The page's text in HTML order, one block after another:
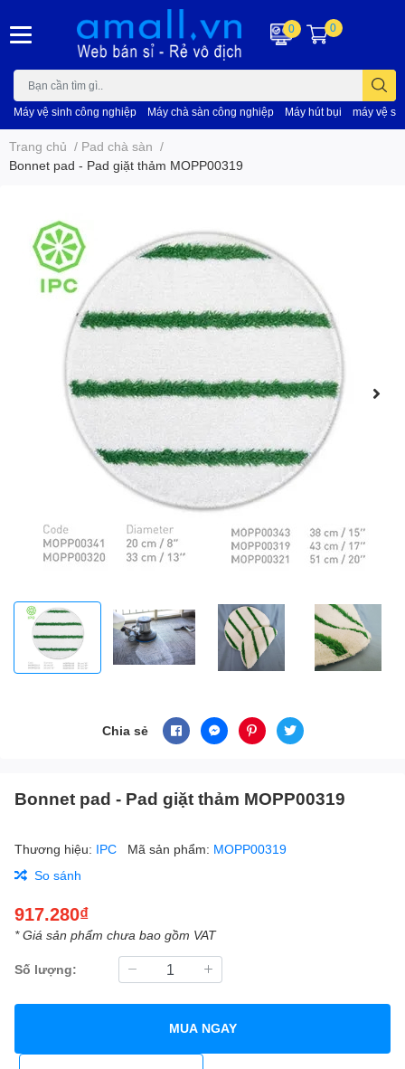
Máy vệ sinh công nghiệp Máy chà sàn công nghiệp Máy hút bụi máy vệ
0 0
Trang chủ / Pad chà sàn /
Bonnet pad - Pad giặt thảm MOPP00319
Chia sẻ
Bonnet pad - Pad giặt thảm MOPP00319
Thương hiệu: IPC Mã sản phẩm: MOPP00319
So sánh
917.280₫
* Giá sản phẩm chưa bao gồm VAT
Số lượng:
MUA NGAY